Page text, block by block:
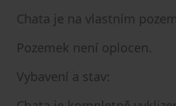
Chata je na vlastním
Pozemek není oplocen.
Vybavení a stav: